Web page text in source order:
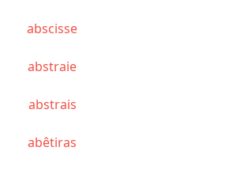
abscisse
abstraie
abstrais
abêtiras